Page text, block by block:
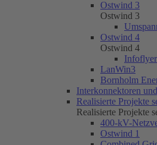
Ostwind 3
Ostwind 3
Ostwind 4
Ostwind 4
Infoflyer
LanWin3
Bornholm
Interkonnektoren
Realisierte Projekte
Realisierte Projekte
400-kV-
Ostwind 1